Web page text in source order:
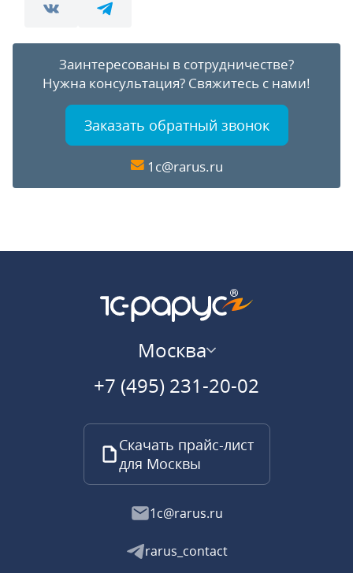
Заинтересованы в сотрудничестве?
Нужна консультация? Свяжитесь с нами!
Заказать обратный звонок
1c@rarus.ru
Москва
+7 (495) 231-20-02
Скачать прайс-лист
для Москвы
1c@rarus.ru
rarus_contact